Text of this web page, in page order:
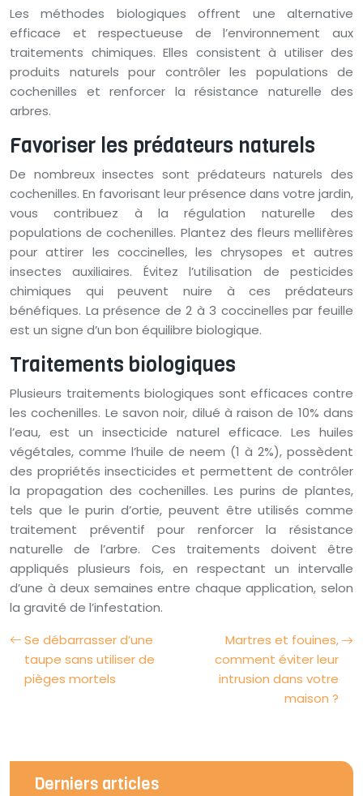
Les méthodes biologiques offrent une alternative
efficace et respectueuse de l’environnement aux
traitements chimiques. Elles consistent à utiliser des
produits naturels pour contrôler les populations de
cochenilles et renforcer la résistance naturelle des
arbres.
Favoriser les prédateurs naturels
De nombreux insectes sont prédateurs naturels des
cochenilles. En favorisant leur présence dans votre jardin,
vous contribuez à la régulation naturelle des
populations de cochenilles. Plantez des fleurs mellifères
pour attirer les coccinelles, les chrysopes et autres
insectes auxiliaires. Évitez l’utilisation de pesticides
chimiques qui peuvent nuire à ces prédateurs
bénéfiques. La présence de 2 à 3 coccinelles par feuille
est un signe d’un bon équilibre biologique.
Traitements biologiques
Plusieurs traitements biologiques sont efficaces contre
les cochenilles. Le savon noir, dilué à raison de 10% dans
l’eau, est un insecticide naturel efficace. Les huiles
végétales, comme l’huile de neem (1 à 2%), possèdent
des propriétés insecticides et permettent de contrôler
la propagation des cochenilles. Les purins de plantes,
tels que le purin d’ortie, peuvent être utilisés comme
traitement préventif pour renforcer la résistance
naturelle de l’arbre. Ces traitements doivent être
appliqués plusieurs fois, en respectant un intervalle
d’une à deux semaines entre chaque application, selon
la gravité de l’infestation.
Se débarrasser d’une
taupe sans utiliser de
pièges mortels
Martres et fouines,
comment éviter leur
intrusion dans votre
maison ?
Derniers articles